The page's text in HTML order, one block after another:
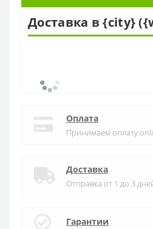
Доставка в {city}
Оплата
Принимаем оплату
Доставка
Отправка от 1 до 3
Гарантии